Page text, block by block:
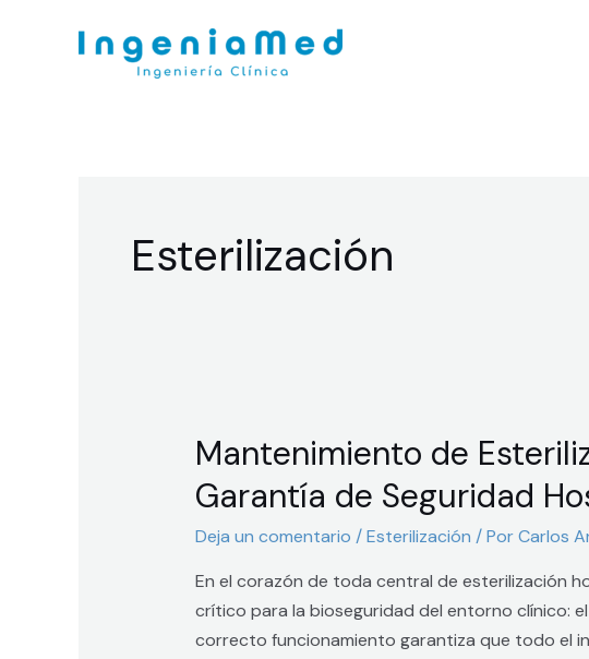
Esterilización
Mantenimiento de
Garantía de Seguridad
Deja un comentario /Esterilización / PorCarlos
En el corazón de toda central de esterilización
crítico para la bioseguridad del entorno clínico:
correcto funcionamiento garantiza que todo el
Mantenimiento
Esterilizadores
a
Garantía
de
Seguridad